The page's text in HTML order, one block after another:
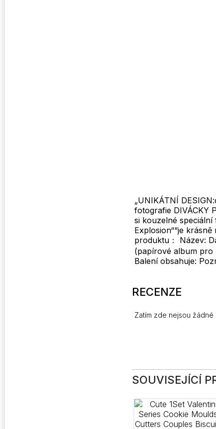
„UNIKÁTNÍ
fotografie DIVÁCKY
si kouzelné speciální
Explosion““je
produktu： Název:
(papírové album pro
Balení obsahuje:
RECENZE
Zatím zde nejsou žádné
SOUVISEJÍCÍ